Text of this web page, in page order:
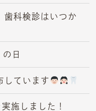
歯科検診はいつか
日
しています
実施しました！